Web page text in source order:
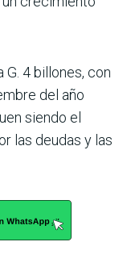
G. 4 billones, con
del año
siendo el
las deudas y las